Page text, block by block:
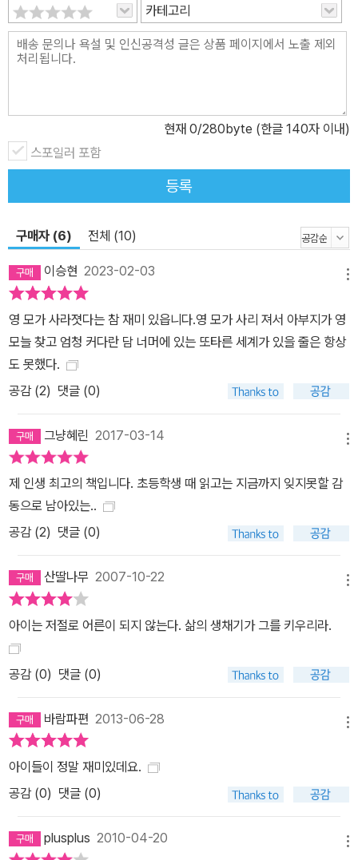
카테고리
현재 0/280byte (한글 140자 이내)
스포일러 포함
등록
구매자 (6) 전체 (10)
이승현 2023-02-03
영 모가 사라졋다는 참 재미 있읍니다.영 모가 사리 져서 아부지가 영
모늘 찾고 엄청 커다란 담 너머에 있는 또타른 세계가 있을 줄은 항상
도 못했다.
공감 (2) 댓글 (0)
그냥혜린 2017-03-14
제 인생 최고의 책입니다. 초등학생 때 읽고는 지금까지 잊지못할 감
동으로 남아있는..
공감 (2) 댓글 (0)
산딸나무 2007-10-22
아이는 저절로 어른이 되지 않는다. 삶의 생채기가 그를 키우리라.
공감 (0) 댓글 (0)
바람파편 2013-06-28
아이들이 정말 재미있데요.
공감 (0) 댓글 (0)
plusplus 2010-04-20